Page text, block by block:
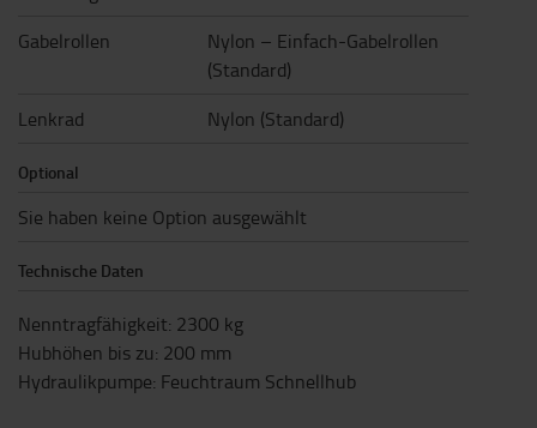
Gabelrollen
Nylon – Einfach-Gabelrollen
(Standard)
Lenkrad
Nylon (Standard)
Optional
Sie haben keine Option ausgewählt
Technische Daten
Nenntragfähigkeit: 2300 kg
Hubhöhen bis zu: 200 mm
Hydraulikpumpe: Feuchtraum Schnellhub